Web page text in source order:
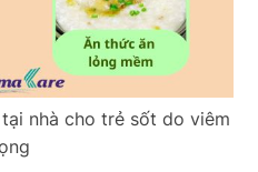
nhà cho trẻ sốt do viêm